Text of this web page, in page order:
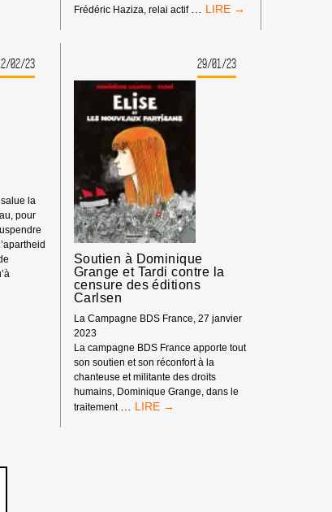
Frédéric Haziza, relai actif
CONCERNANT
LA
02/23
salue la
pour
29/01/23
Soutien à Dominique
Grange et Tardi contre la
censure des éditions
Carlsen
La Campagne BDS France, 27 janvier
2023
La campagne BDS France apporte tout
son soutien et son réconfort à la
chanteuse et militante des droits
humains, Dominique Grange, dans le
traitement … SOUTIEN